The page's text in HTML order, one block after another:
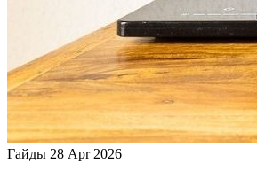
Гайды 28 Apr 2026